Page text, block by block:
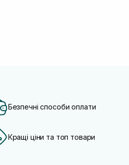
Безпечні способи оплати
Кращі ціни та топ товари